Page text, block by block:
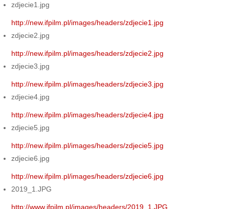
zdjecie1.jpg
http://new.ifpilm.pl/images/headers/zdjecie1.jpg
zdjecie2.jpg
http://new.ifpilm.pl/images/headers/zdjecie2.jpg
zdjecie3.jpg
http://new.ifpilm.pl/images/headers/zdjecie3.jpg
zdjecie4.jpg
http://new.ifpilm.pl/images/headers/zdjecie4.jpg
zdjecie5.jpg
http://new.ifpilm.pl/images/headers/zdjecie5.jpg
zdjecie6.jpg
http://new.ifpilm.pl/images/headers/zdjecie6.jpg
2019_1.JPG
http://www.ifpilm.pl/images/headers/2019_1.JPG